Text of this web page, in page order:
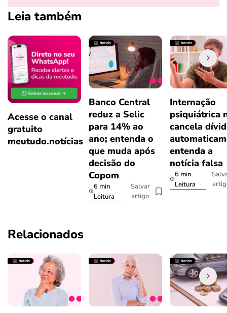
Leia também
Acesse o canal
gratuito
meutudo.notícias
Banco Central
reduz a Selic
para 14% ao
ano; entenda o
que muda após
decisão do
Copom
6 min
Leitura
Salvar
artigo
Internação
psiquiátrica
cancela
entenda a
notícia falsa
6 min
Leitura
Relacionados